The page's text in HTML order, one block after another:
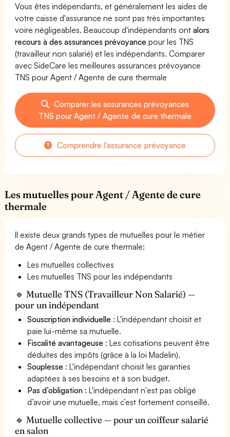
Vous êtes indépendants, et généralement les aides de
votre caisse d'assurance ne sont pas très importantes
voire négligeables. Beaucoup d'indépendants ontalors
recours à des assurances prévoyance pour les TNS
(travailleur non salarié) et les indépendants. Comparer
avec SideCare les meilleures assurances prévoyance
TNS pour Agent / Agente de cure thermale
Comparer les assurances prévoyances
TNS pour Agent / Agente de cure thermale
Comprendre l'assurance prévoyance
Les mutuelles pour Agent / Agente de cure
thermale
Il existe deux grands types de mutuelles pour le métier
de Agent / Agente de cure thermale:
Les mutuelles collectives
Les mutuelles TNS pour les indépendants
🔹 Mutuelle TNS (Travailleur Non Salarié) —
pour un indépendant
Souscription individuelle : L'indépendant choisit et
paie lui-même sa mutuelle.
Fiscalité avantageuse : Les cotisations peuvent être
déduites des impôts (grâce à la loi Madelin).
Souplesse : L'indépendant choisit les garanties
adaptées à ses besoins et à son budget.
Pas d’obligation : L'indépendant n'est pas obligé
d’avoir une mutuelle, mais c’est fortement conseillé.
🔹 Mutuelle collective — pour un coiffeur salarié
en salon